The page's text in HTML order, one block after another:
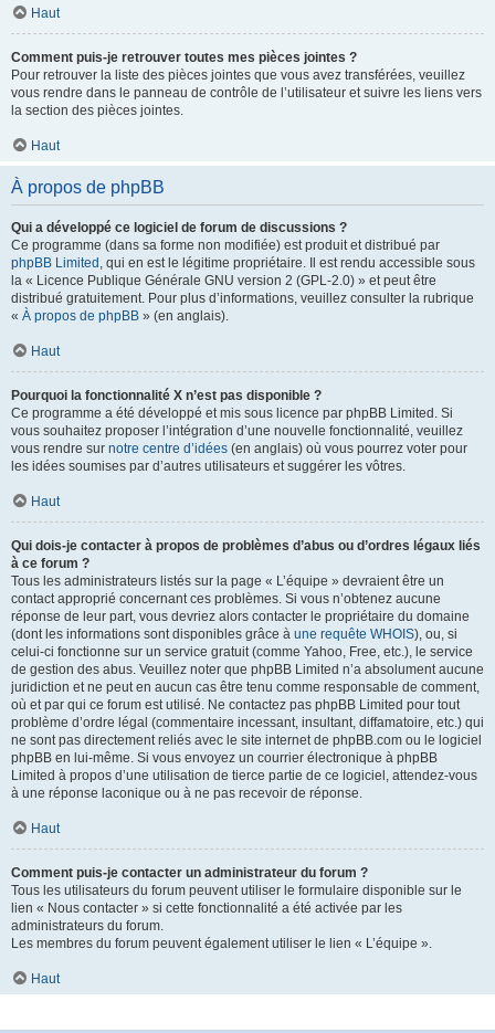
Haut
Comment puis-je retrouver toutes mes pièces jointes ?
Pour retrouver la liste des pièces jointes que vous avez transférées, veuillez
vous rendre dans le panneau de contrôle de l’utilisateur et suivre les liens vers
la section des pièces jointes.
Haut
À propos de phpBB
Qui a développé ce logiciel de forum de discussions ?
Ce programme (dans sa forme non modifiée) est produit et distribué par
phpBB Limited , qui en est le légitime propriétaire. Il est rendu accessible sous
la « Licence Publique Générale GNU version 2 (GPL-2.0) » et peut être
distribué gratuitement. Pour plus d’informations, veuillez consulter la rubrique
« À propos de phpBB » (en anglais).
Haut
Pourquoi la fonctionnalité X n’est pas disponible ?
Ce programme a été développé et mis sous licence par phpBB Limited. Si
vous souhaitez proposer l’intégration d’une nouvelle fonctionnalité, veuillez
vous rendre sur notre centre d’idées (en anglais) où vous pourrez voter pour
les idées soumises par d’autres utilisateurs et suggérer les vôtres.
Haut
Qui dois-je contacter à propos de problèmes d’abus ou d’ordres légaux liés
à ce forum ?
Tous les administrateurs listés sur la page « L’équipe » devraient être un
contact approprié concernant ces problèmes. Si vous n’obtenez aucune
réponse de leur part, vous devriez alors contacter le propriétaire du domaine
(dont les informations sont disponibles grâce à une requête WHOIS), ou, si
celui-ci fonctionne sur un service gratuit (comme Yahoo, Free, etc.), le service
de gestion des abus. Veuillez noter que phpBB Limited n’a absolument aucune
juridiction et ne peut en aucun cas être tenu comme responsable de comment,
où et par qui ce forum est utilisé. Ne contactez pas phpBB Limited pour tout
problème d’ordre légal (commentaire incessant, insultant, diffamatoire, etc.) qui
ne sont pas directement reliés avec le site internet de phpBB.com ou le logiciel
phpBB en lui-même. Si vous envoyez un courrier électronique à phpBB
Limited à propos d’une utilisation de tierce partie de ce logiciel, attendez-vous
à une réponse laconique ou à ne pas recevoir de réponse.
Haut
Comment puis-je contacter un administrateur du forum ?
Tous les utilisateurs du forum peuvent utiliser le formulaire disponible sur le
lien « Nous contacter » si cette fonctionnalité a été activée par les
administrateurs du forum.
Les membres du forum peuvent également utiliser le lien « L’équipe ».
Haut